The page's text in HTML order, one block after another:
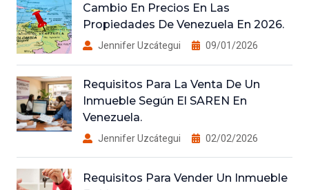
Cambio En Precios En Las
Propiedades De Venezuela En 2026.
Jennifer Uzcátegui 09/01/2026
Requisitos Para La Venta De Un
Inmueble Según El SAREN En
Venezuela.
Jennifer Uzcátegui 02/02/2026
Requisitos Para Vender Un Inmueble